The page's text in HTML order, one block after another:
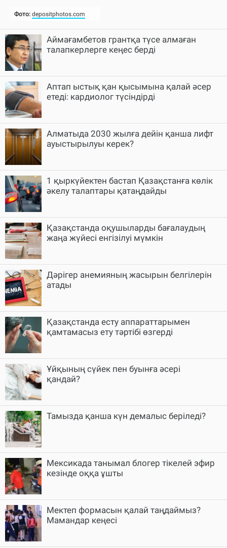
Аймағамбетов грантқа түсе алмаған
талапкерлерге кеңес берді
Аптап ыстық қан қысымына қалай әсер
етеді: кардиолог түсіндірді
Алматыда 2030 жылға дейін қанша лифт
ауыстырылуы керек?
1 қыркүйектен бастап Қазақстанға көлік
әкелу талаптары қатаңдайды
Қазақстанда оқушыларды бағалаудың
жаңа жүйесі енгізілуі мүмкін
Дәрігер анемияның жасырын белгілерін
атады
Қазақстанда есту аппараттарымен
қамтамасыз ету тәртібі өзгерді
Ұйқының сүйек пен буынға әсері
қандай?
Тамызда қанша күн демалыс беріледі?
Мексикада танымал блогер тікелей эфир
кезінде оққа ұшты
Мектеп формасын қалай таңдаймыз?
Мамандар кеңесі